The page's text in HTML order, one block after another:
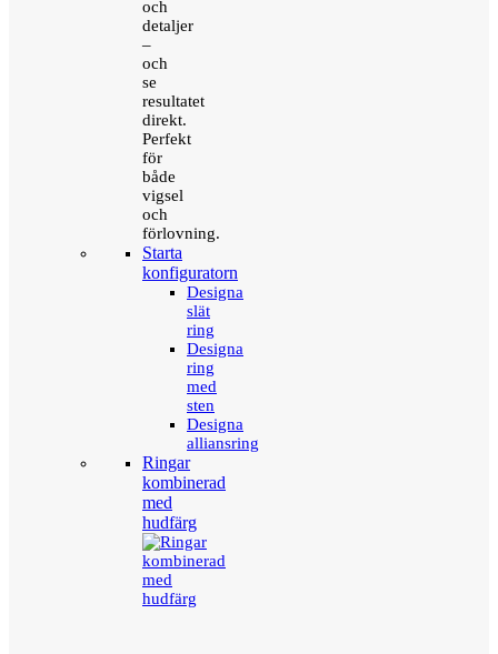
och
detaljer
–
och
se
resultatet
direkt.
Perfekt
för
både
vigsel
och
förlovning.
Starta
konfiguratorn
Designa
slät
ring
Designa
ring
med
sten
Designa
alliansring
Ringar
kombinerad
med
hudfärg